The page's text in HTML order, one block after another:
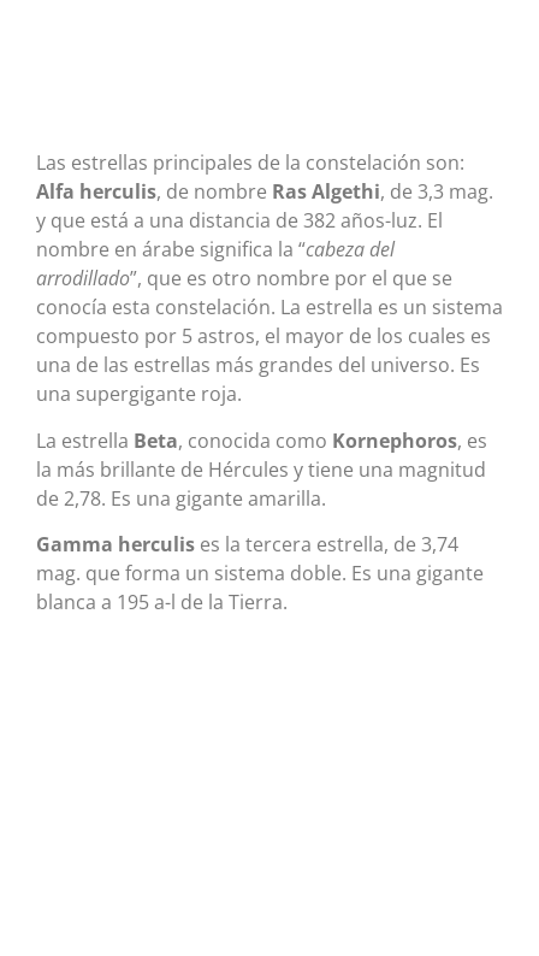
Las estrellas principales de la constelación son:
Alfa herculis, de nombre Ras Algethi, de 3,3 mag.
y que está a una distancia de 382 años-luz. El
nombre en árabe significa la “cabeza del
arrodillado”, que es otro nombre por el que se
conocía esta constelación. La estrella es un sistema
compuesto por 5 astros, el mayor de los cuales es
una de las estrellas más grandes del universo. Es
una supergigante roja.
La estrella Beta, conocida como Kornephoros, es
la más brillante de Hércules y tiene una magnitud
de 2,78. Es una gigante amarilla.
Gamma herculis es la tercera estrella, de 3,74
mag. que forma un sistema doble. Es una gigante
blanca a 195 a-l de la Tierra.